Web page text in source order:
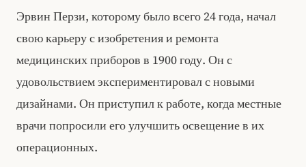
Эрвин Перзи, которому было всего 24 года, начал
свою карьеру с изобретения и ремонта
медицинских приборов в 1900 году. Он с
удовольствием экспериментировал с новыми
дизайнами. Он приступил к работе, когда местные
врачи попросили его улучшить освещение в их
операционных.